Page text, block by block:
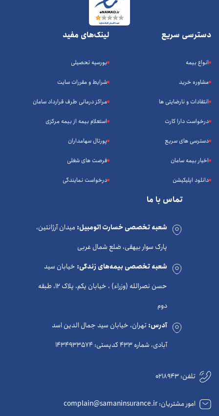
دسترسی سریع
انواع بیمه
مشاوره خرید
انتقادات و نارضایتی ها
درخواست دارا کارت
دسترسی های سریع
اخبار بیمه سامان
دانلود اپلیکیشن
لینک‌های مفید
بورسیه تحصیلی
شرایط و مقررات سایت
مراکز درمانی طرف قرارداد سامان
استعلام بیمه از بیمه مرکزی
پورتال سهامداران
فرصت های شغلی
درخواست نمایندگی
تماس با ما
شعبه تخصصی خسارت اتومبیل: میدان آرژانتین،
پارک سوار بیهقی، ضلع شمال غربی
شعبه تخصصی بیمه‌های زندگی: خیابان سید
حسن نصرالله (وزراء) ، خیابان یکم، پلاک 12، طبقه
دوم
آدرس:تهران، خیابان سید جمال الدین اسد
آبادی، شماره 433 کدپستی: 1434933574
تلفن:0218943
امور مشتریان: complain@samaninsurance.ir